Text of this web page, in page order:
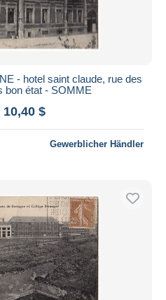
- hotel saint claude, rue des
bon état - SOMME
10,40 $
Gewerblicher Händler